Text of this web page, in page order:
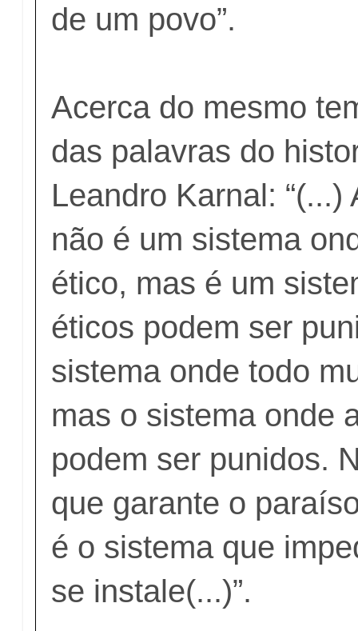
de um povo”.
Acerca do mesmo
das palavras do
Leandro Karnal: “(...)
não é um sistema
ético, mas é um
éticos podem ser
sistema onde todo
mas o sistema onde
podem ser punidos.
que garante o
é o sistema que
se instale(...)”.